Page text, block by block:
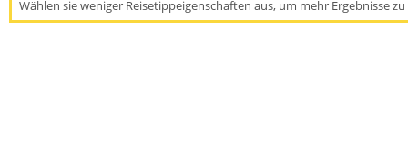
Wählen sie weniger Reisetippeigenschaften aus, um mehr Ergebnisse